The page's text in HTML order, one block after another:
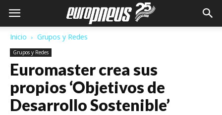
Inicio Grupos y Redes
Grupos y Redes
Euromaster crea sus
propios ‘Objetivos de
Desarrollo Sostenible’